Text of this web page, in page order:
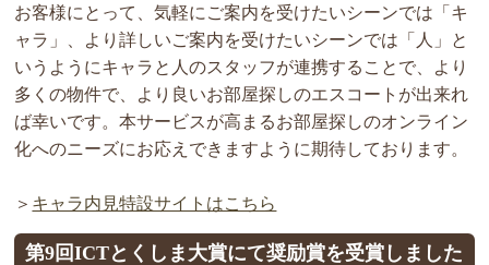
お客様にとって、気軽にご案内を受けたいシーンでは「キ
ャラ」、より詳しいご案内を受けたいシーンでは「人」と
いうようにキャラと人のスタッフが連携することで、より
多くの物件で、より良いお部屋探しのエスコートが出来れ
ば幸いです。本サービスが高まるお部屋探しのオンライン
化へのニーズにお応えできますように期待しております。
＞ キャラ内見特設サイトはこちら
第9回ICTとくしま大賞にて奨励賞を受賞しました